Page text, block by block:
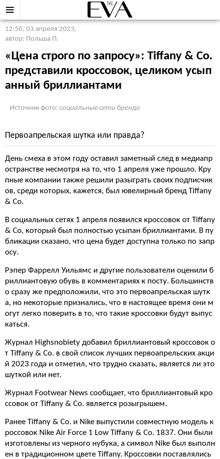
12:50, 03 апреля 2023,
автор: Польша П.
«Цена строго по запросу»: Tiffany & Co.
представили кроссовок, целиком усып
анный бриллиантами
Источник фото: социальные сети бренда
Первоапрельская шутка или правда?
День смеха в этом году оставил заметный след в медиапр
остранстве несмотря на то, что 1 апреля уже прошло. Кру
пные компании также решили разыграть своих подписчик
ов, среди которых, кажется, был ювелирный бренд Tiffany
& Co.
В социальных сетях 1 апреля появился кроссовок от Tiffany
& Co, который был полностью усыпан бриллиантами. В пу
бликации сказано, что цена будет доступна только по запр
осу.
Рэпер Фаррелл Уильямс и другие пользователи оценили б
риллиантовую обувь в комментариях к посту. Большинств
о сразу же предположили, что это первоапрельская шутк
а, но некоторые признались, что в настоящее время они м
огут легко поверить в то, что такие кроссовки будут выпус
каться.
Журнал Highsnobiety добавил бриллиантовый кроссовок о
т Tiffany & Co. в свой список лучших первоапрельских акци
й 2023 года и отметил, что трудно сказать, является ли это
шуткой или нет.
Журнал Footwear News сообщает, что бриллиантовый кро
ссовок от Tiffany & Co. является розыгрышем.
Ранее Tiffany & Co. и Nike выпустили совместную модель к
россовок Nike Air Force 1 Low Tiffany & Co. 1837. Они были
изготовлены из черного нубука, а символ Nike был выполн
ен в традиционном цвете Tiffany. Кроссовки поставлялись